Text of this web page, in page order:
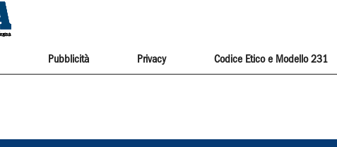
Pubblicità Privacy Codice Etico e Modello 231